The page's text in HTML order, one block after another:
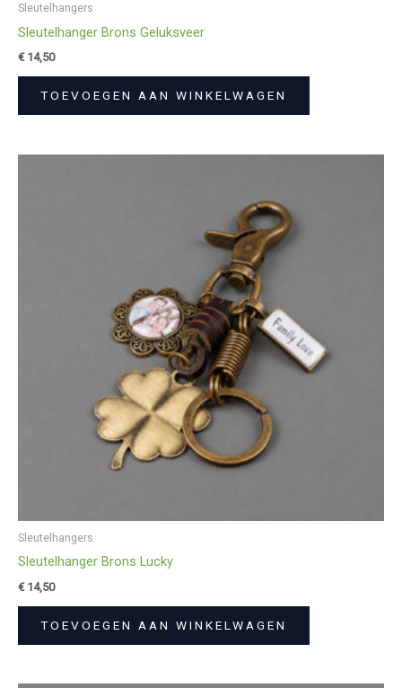
Sleutelhangers
Sleutelhanger Brons Geluksveer
€14,50
TOEVOEGEN AAN WINKELWAGEN
Sleutelhangers
Sleutelhanger Brons Lucky
€14,50
TOEVOEGEN AAN WINKELWAGEN